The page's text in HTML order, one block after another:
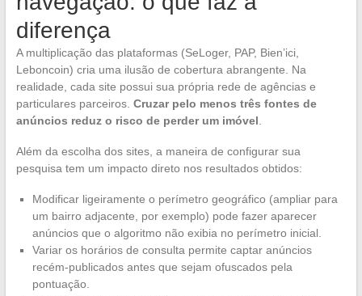
diferença
A multiplicação das plataformas (SeLoger, PAP, Bien’ici,
Leboncoin) cria uma ilusão de cobertura abrangente. Na
realidade, cada site possui sua própria rede de agências e
particulares parceiros. Cruzar pelo menos três fontes de
anúncios reduz o risco de perder um imóvel.
Além da escolha dos sites, a maneira de configurar sua
pesquisa tem um impacto direto nos resultados obtidos:
Modificar ligeiramente o perímetro geográfico (ampliar para
um bairro adjacente, por exemplo) pode fazer aparecer
anúncios que o algoritmo não exibia no perímetro inicial.
Variar os horários de consulta permite captar anúncios
recém-publicados antes que sejam ofuscados pela
pontuação.